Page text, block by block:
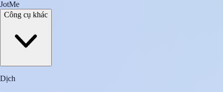
JotMe
Công cụ khác
Dịch